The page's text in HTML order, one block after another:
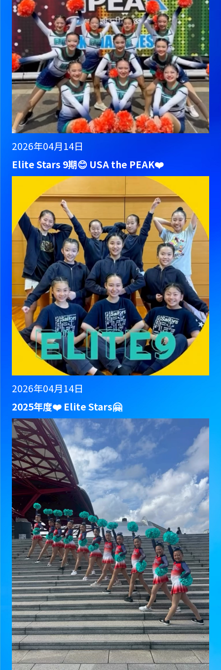
2026年04月14日
Elite Stars 9期😊 USA the PEAK❤️
2026年04月14日
2025年度❤️ Elite Stars🤗